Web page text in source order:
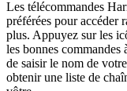
Les télécommandes
préférées pour accéder
plus. Appuyez sur les
les bonnes
de saisir le nom de
obtenir une liste de